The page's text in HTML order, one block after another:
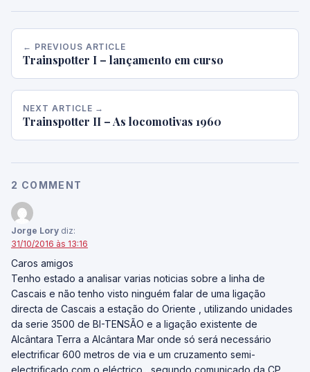
← PREVIOUS ARTICLE
Trainspotter I – lançamento em curso
NEXT ARTICLE →
Trainspotter II – As locomotivas 1960
2 COMMENT
Jorge Lory diz:
31/10/2016 às 13:16
Caros amigos
Tenho estado a analisar varias noticias sobre a linha de
Cascais e não tenho visto ninguém falar de uma ligação
directa de Cascais a estação do Oriente , utilizando unidades
da serie 3500 de BI-TENSÃO e a ligação existente de
Alcântara Terra a Alcântara Mar onde só será necessário
electrificar 600 metros de via e um cruzamento semi-
electrificado com o eléctrico , segundo comunicado da CP